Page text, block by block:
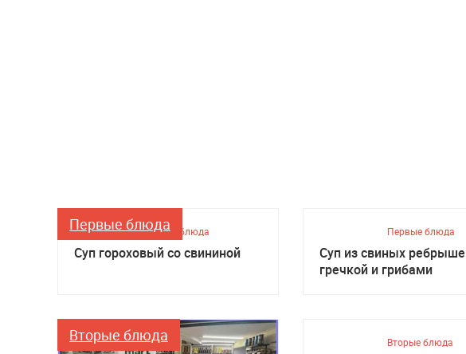
Первые блюдаПервые блюда
Суп гороховый со свининой
Первые блюда
Суп из свиных
гречкой и грибами
Вторые блюда Вторые блюда